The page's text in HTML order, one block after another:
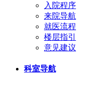
入院程序
来院导航
就医流程
楼层指引
意见建议
科室导航